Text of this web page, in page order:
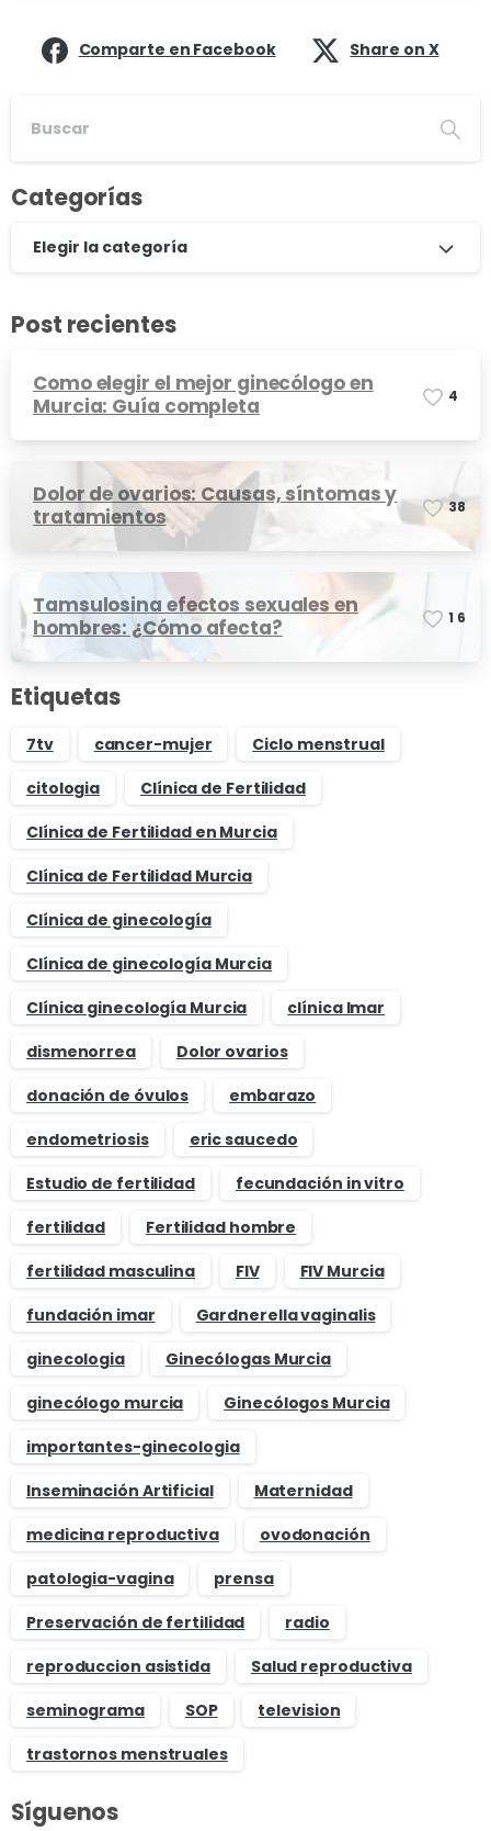
Comparte en Facebook Share on X
Categorías
Elegir la categoría
Post recientes
Como elegir el mejor ginecólogo en
Murcia: Guía completa
4
Dolor de ovarios: Causas, síntomas y
tratamientos
38
Tamsulosina efectos sexuales en
hombres: ¿Cómo afecta?
1 6
Etiquetas
7tv cancer-mujer
Ciclo menstrual
citologia
Clínica de Fertilidad
Clínica de Fertilidad en Murcia
Clínica de Fertilidad Murcia
Clínica de ginecología
Clínica de ginecología Murcia
Clínica ginecología Murcia
clínica Imar
dismenorrea
Dolor ovarios
donación de óvulos
embarazo
endometriosis
eric saucedo
Estudio de fertilidad
fecundación in vitro
fertilidad
Fertilidad hombre
fertilidad masculina
FIV
FIV Murcia
fundación imar
Gardnerella vaginalis
ginecologia
Ginecólogas Murcia
ginecólogo murcia
Ginecólogos Murcia
importantes-ginecologia
Inseminación Artificial
Maternidad
medicina reproductiva
ovodonación
patologia-vagina
prensa
Preservación de fertilidad
radio
reproduccion asistida
Salud reproductiva
seminograma
SOP
television
trastornos menstruales
Síguenos